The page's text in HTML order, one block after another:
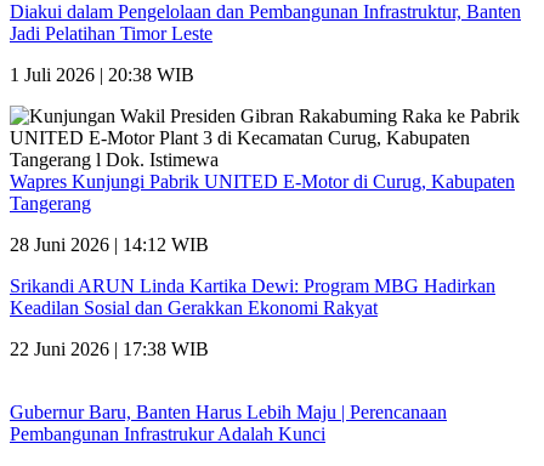
Diakui dalam Pengelolaan dan Pembangunan Infrastruktur, Banten
Jadi Pelatihan Timor Leste
1 Juli 2026 | 20:38 WIB
Wapres Kunjungi Pabrik UNITED E-Motor di Curug, Kabupaten
Tangerang
28 Juni 2026 | 14:12 WIB
Srikandi ARUN Linda Kartika Dewi: Program MBG Hadirkan
Keadilan Sosial dan Gerakkan Ekonomi Rakyat
22 Juni 2026 | 17:38 WIB
Gubernur Baru, Banten Harus Lebih Maju | Perencanaan
Pembangunan Infrastrukur Adalah Kunci